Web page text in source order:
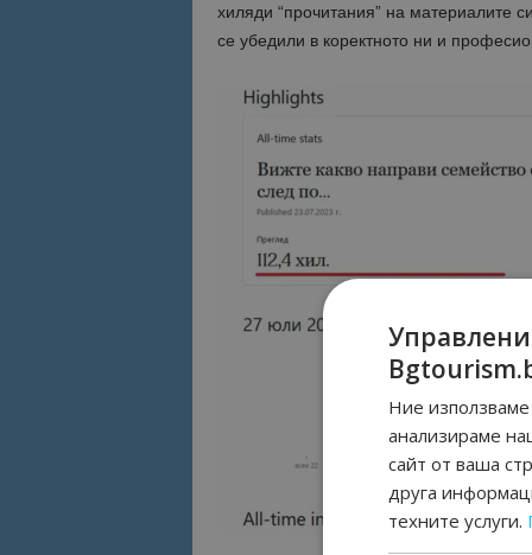
хиляди “прочитания” на материалите
се убедили в коректното ни и
Ние
анализираме
сайт от ваша
друга
техните услуги.